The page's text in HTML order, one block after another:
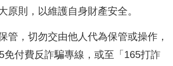
則，以維護自身財產安全。
，切勿交由他人代為保管或操作，
付費反詐騙專線，或至「165打詐